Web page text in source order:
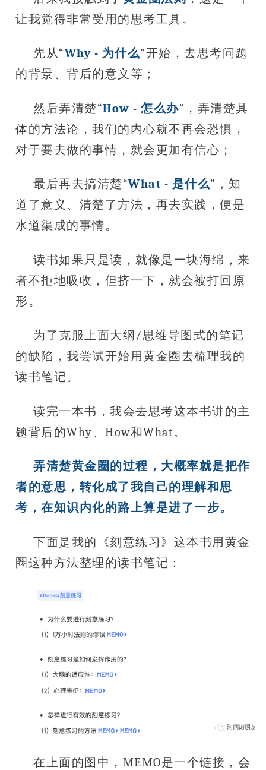
让我觉得非常受用的思考工具。
先从“Why - 为什么”开始，去思考问题
的背景、背后的意义等；
然后弄清楚“How - 怎么办”，弄清楚具
体的方法论，我们的内心就不再会恐惧，
对于要去做的事情，就会更加有信心；
最后再去搞清楚“What - 是什么”，知
道了意义、清楚了方法，再去实践，便是
水道渠成的事情。
读书如果只是读，就像是一块海绵，来
者不拒地吸收，但挤一下，就会被打回原
形。
为了克服上面大纲/思维导图式的笔记
的缺陷，我尝试开始用黄金圈去梳理我的
读书笔记。
读完一本书，我会去思考这本书讲的主
题背后的Why、How和What。
弄清楚黄金圈的过程，大概率就是把作
者的意思，转化成了我自己的理解和思
考，在知识内化的路上算是进了一步。
下面是我的《刻意练习》这本书用黄金
圈这种方法整理的读书笔记：
在上面的图中，MEMO是一个链接，会